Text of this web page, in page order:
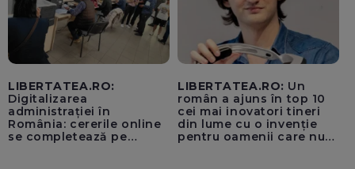
LIBERTATEA.RO:
Digitalizarea
administrației în
România: cererile online
se completează pe
LIBERTATEA.RO: Un
român a ajuns în top 10
cei mai inovatori tineri
din lume cu o invenție
pentru oamenii care nu